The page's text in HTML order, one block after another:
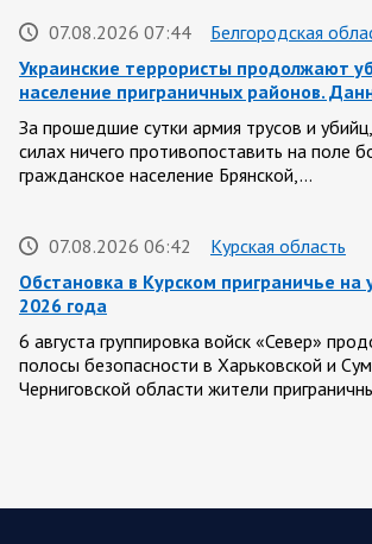
07.08.2026 07:44
Белгородская
Украинские террористы продолжают
население приграничных районов.
За прошедшие сутки армия трусов и
силах ничего противопоставить на поле
гражданское население Брянской,…
07.08.2026 06:42
Курская область
Обстановка в Курском приграничье на
2026 года
6 августа группировка войск «Север»
полосы безопасности в Харьковской и
Черниговской области жители